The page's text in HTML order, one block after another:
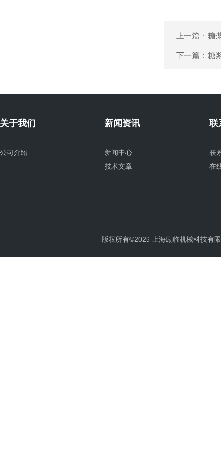
上一篇： 糖
下一篇： 糖
关于我们
公司介绍
新闻资讯
新闻中心
技术文章
联
联
在
版权所有©2026 上海励临机械科技有